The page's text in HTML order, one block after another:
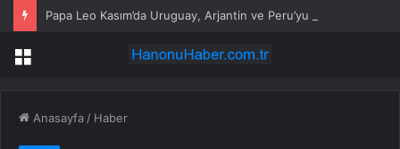
Menü
Anasayfa / Haber